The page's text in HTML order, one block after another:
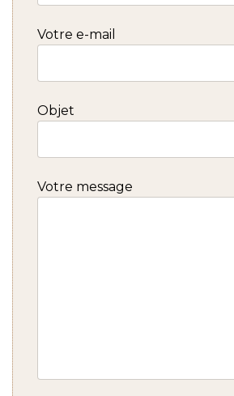
Votre e-mail
Objet
Votre message